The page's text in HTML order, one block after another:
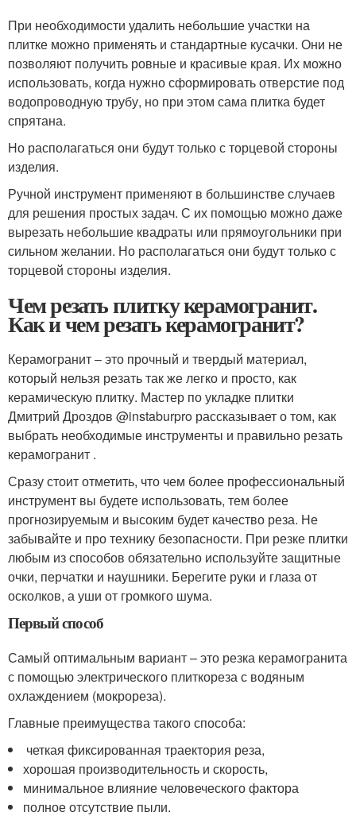
При необходимости удалить небольшие участки на
плитке можно применять и стандартные кусачки. Они не
позволяют получить ровные и красивые края. Их можно
использовать, когда нужно сформировать отверстие под
водопроводную трубу, но при этом сама плитка будет
спрятана.
Но располагаться они будут только с торцевой стороны
изделия.
Ручной инструмент применяют в большинстве случаев
для решения простых задач. С их помощью можно даже
вырезать небольшие квадраты или прямоугольники при
сильном желании. Но располагаться они будут только с
торцевой стороны изделия.
Чем резать плитку керамогранит.
Как и чем резать керамогранит?
Керамогранит – это прочный и твердый материал,
который нельзя резать так же легко и просто, как
керамическую плитку. Мастер по укладке плитки
Дмитрий Дроздов @instaburpro рассказывает о том, как
выбрать необходимые инструменты и правильно резать
керамогранит .
Сразу стоит отметить, что чем более профессиональный
инструмент вы будете использовать, тем более
прогнозируемым и высоким будет качество реза. Не
забывайте и про технику безопасности. При резке плитки
любым из способов обязательно используйте защитные
очки, перчатки и наушники. Берегите руки и глаза от
осколков, а уши от громкого шума.
Первый способ
Самый оптимальным вариант – это резка керамогранита
с помощью электрического плиткореза с водяным
охлаждением (мокрореза).
Главные преимущества такого способа:
четкая фиксированная траектория реза,
хорошая производительность и скорость,
минимальное влияние человеческого фактора
полное отсутствие пыли.